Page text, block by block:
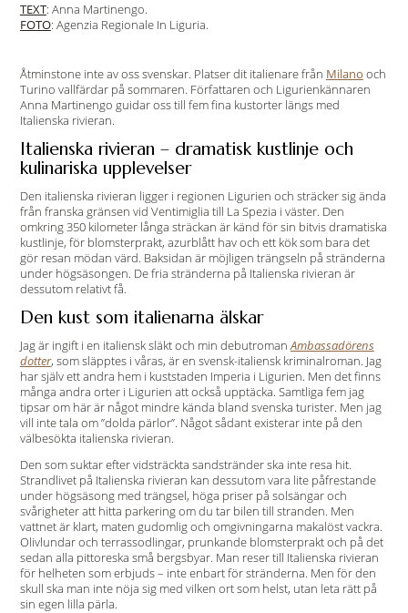
TEXT: Anna Martinengo.
FOTO: Agenzia Regionale In Liguria.
Åtminstone inte av oss svenskar. Platser dit italienare från Milano och
Turino vallfärdar på sommaren. Författaren och Ligurienkännaren
Anna Martinengo guidar oss till fem fina kustorter längs med
Italienska rivieran.
Italienska rivieran – dramatisk kustlinje och
kulinariska upplevelser
Den italienska rivieran ligger i regionen Ligurien och sträcker sig ända
från franska gränsen vid Ventimiglia till La Spezia i väster. Den
omkring 350 kilometer långa sträckan är känd för sin bitvis dramatiska
kustlinje, för blomsterprakt, azurblått hav och ett kök som bara det
gör resan mödan värd. Baksidan är möjligen trängseln på stränderna
under högsäsongen. De fria stränderna på Italienska rivieran är
dessutom relativt få.
Den kust som italienarna älskar
Jag är ingift i en italiensk släkt och min debutromanAmbassadörens
dotter, som släpptes i våras, är en svensk-italiensk kriminalroman. Jag
har själv ett andra hem i kuststaden Imperia i Ligurien. Men det finns
många andra orter i Ligurien att också upptäcka. Samtliga fem jag
tipsar om här är något mindre kända bland svenska turister. Men jag
vill inte tala om ”dolda pärlor”. Något sådant existerar inte på den
välbesökta italienska rivieran.
Den som suktar efter vidsträckta sandstränder ska inte resa hit.
Strandlivet på Italienska rivieran kan dessutom vara lite påfrestande
under högsäsong med trängsel, höga priser på solsängar och
svårigheter att hitta parkering om du tar bilen till stranden. Men
vattnet är klart, maten gudomlig och omgivningarna makalöst vackra.
Olivlundar och terrassodlingar, prunkande blomsterprakt och på det
sedan alla pittoreska små bergsbyar. Man reser till Italienska rivieran
för helheten som erbjuds – inte enbart för stränderna. Men för den
skull ska man inte nöja sig med vilken ort som helst, utan leta rätt på
sin egen lilla pärla.